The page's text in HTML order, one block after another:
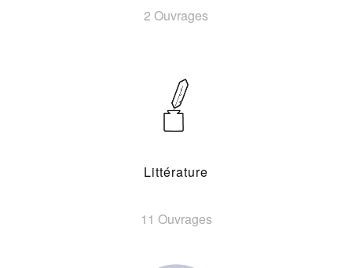
2 Ouvrages
Littérature
11 Ouvrages